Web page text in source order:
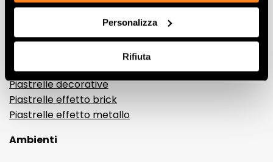
Personalizza
Rifiuta
Gres porcellanato effetto marmo
Gres porcellanato effetto legno
Gres porcellanato effetto pietra
Gres porcellanato effetto resina e cemento
Piastrelle 3D
Piastrelle decorative
Piastrelle effetto brick
Piastrelle effetto metallo
Ambienti